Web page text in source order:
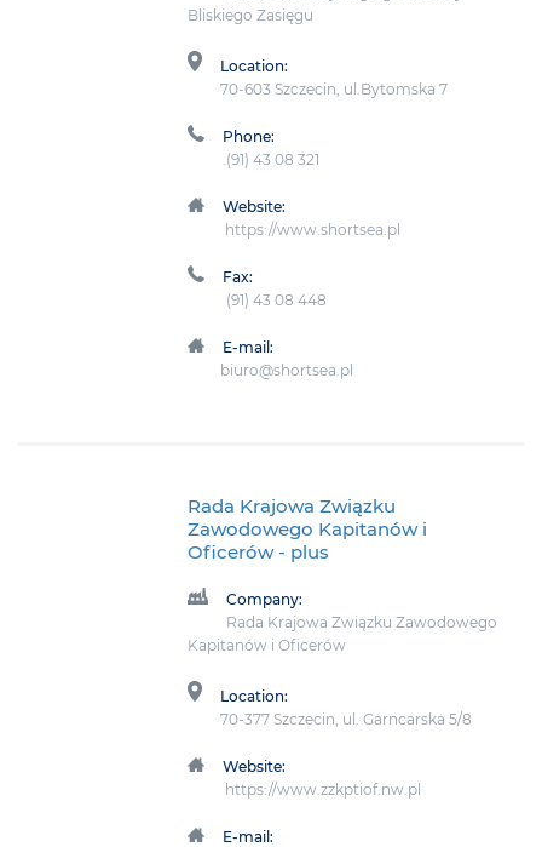
Bliskiego Zasięgu
Location:
70-603 Szczecin, ul.Bytomska 7
Phone:
.(91) 43 08 321
Website:
https://www.shortsea.pl
Fax:
(91) 43 08 448
E-mail:
biuro@shortsea.pl
Rada Krajowa Związku
Zawodowego Kapitanów i
Oficerów- plus
Company:
Rada Krajowa Związku Zawodowego
Kapitanów i Oficerów
Location:
70-377 Szczecin, ul. Garncarska 5/8
Website:
https://www.zzkptiof.nw.pl
E-mail: